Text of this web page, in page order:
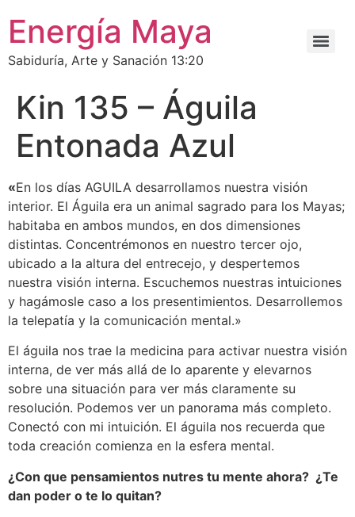
Energía Maya
Sabiduría, Arte y Sanación 13:20
Kin 135 – Águila
Entonada Azul
«En los días AGUILA desarrollamos nuestra visión
interior. El Águila era un animal sagrado para los Mayas;
habitaba en ambos mundos, en dos dimensiones
distintas. Concentrémonos en nuestro tercer ojo,
ubicado a la altura del entrecejo, y despertemos
nuestra visión interna. Escuchemos nuestras intuiciones
y hagámosle caso a los presentimientos. Desarrollemos
la telepatía y la comunicación mental.»
El águila nos trae la medicina para activar nuestra visión
interna, de ver más allá de lo aparente y elevarnos
sobre una situación para ver más claramente su
resolución. Podemos ver un panorama más completo.
Conectó con mi intuición. El águila nos recuerda que
toda creación comienza en la esfera mental.
¿Con que pensamientos nutres tu mente ahora? ¿Te
dan poder o te lo quitan?